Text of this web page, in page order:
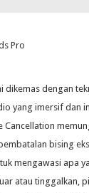
dikemas dengan
yang imersif dan
Cancellation
bising
mengawasi apa
atau tinggalkan,